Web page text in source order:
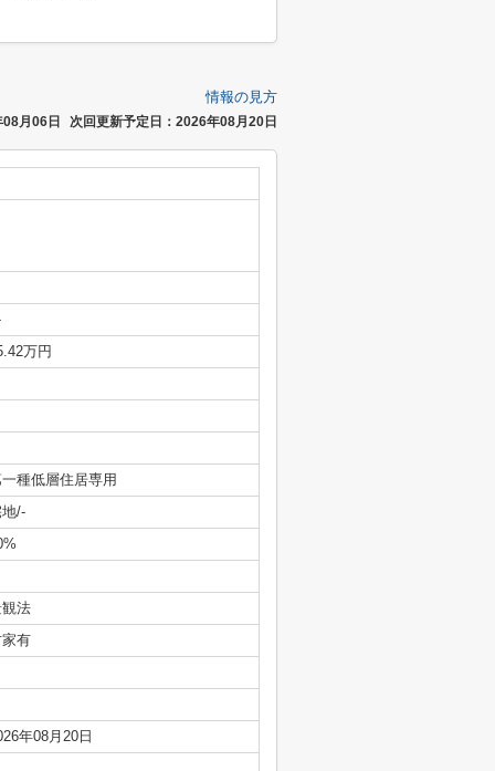
情報の見方
月06日 次回更新予定日：2026年08月20日
万円
種低層住居専用
/-
法
有
年08月20日